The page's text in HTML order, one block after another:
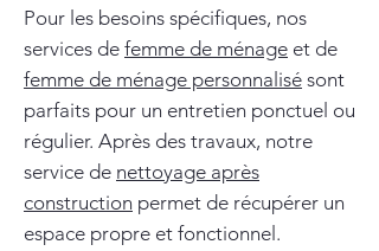
Pour les besoins spécifiques, nos
services de femme de ménage et de
femme de ménage personnalisé sont
parfaits pour un entretien ponctuel ou
régulier. Après des travaux, notre
service de nettoyage après
construction permet de récupérer un
espace propre et fonctionnel.